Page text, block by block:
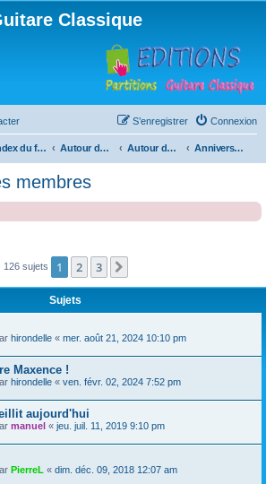
Classique
Connexion
S’enregistrer
Index du forum Autour de la machine à café Autour de la machine à café Anniversaires des membres
membres
126 sujets 1 2 3
Sujets
hirondelle « mer. août 21, 2024 10:10 pm
Maxence !
hirondelle « ven. févr. 02, 2024 7:52 pm
aujourd'hui
manuel « jeu. juil. 11, 2019 9:10 pm
PierreL « dim. déc. 09, 2018 12:07 am